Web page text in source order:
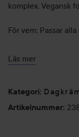
komplex. Vegansk
För vem: Passar
Mycket hög
Läs mer
Kategori:
Artikelnummer: